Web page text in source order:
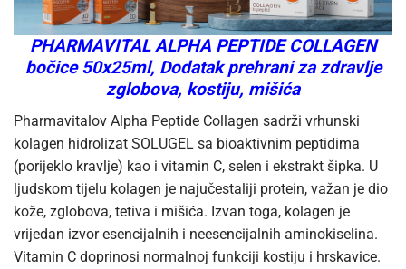
PHARMAVITAL ALPHA PEPTIDE COLLAGEN
bočice 50x25ml, Dodatak prehrani za zdravlje
zglobova, kostiju, mišića
Pharmavitalov Alpha Peptide Collagen sadrži vrhunski
kolagen hidrolizat SOLUGEL sa bioaktivnim peptidima
(porijeklo kravlje) kao i vitamin C, selen i ekstrakt šipka. U
ljudskom tijelu kolagen je najučestaliji protein, važan je dio
kože, zglobova, tetiva i mišića. Izvan toga, kolagen je
vrijedan izvor esencijalnih i neesencijalnih aminokiselina.
Vitamin C doprinosi normalnoj funkciji kostiju i hrskavice.